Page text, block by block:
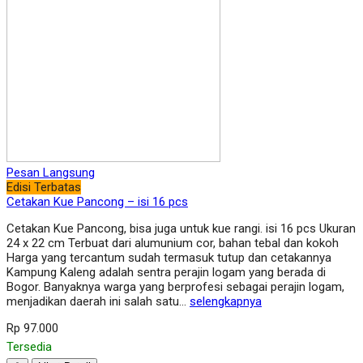
Pesan Langsung
Edisi Terbatas
Cetakan Kue Pancong – isi 16 pcs
Cetakan Kue Pancong, bisa juga untuk kue rangi. isi 16 pcs Ukuran
24 x 22 cm Terbuat dari alumunium cor, bahan tebal dan kokoh
Harga yang tercantum sudah termasuk tutup dan cetakannya
Kampung Kaleng adalah sentra perajin logam yang berada di
Bogor. Banyaknya warga yang berprofesi sebagai perajin logam,
menjadikan daerah ini salah satu… selengkapnya
Rp 97.000
Tersedia